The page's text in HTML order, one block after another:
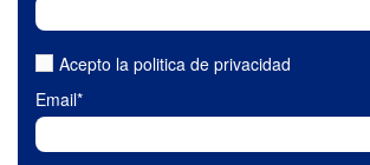
Acepto la politica de privacidad
Email*